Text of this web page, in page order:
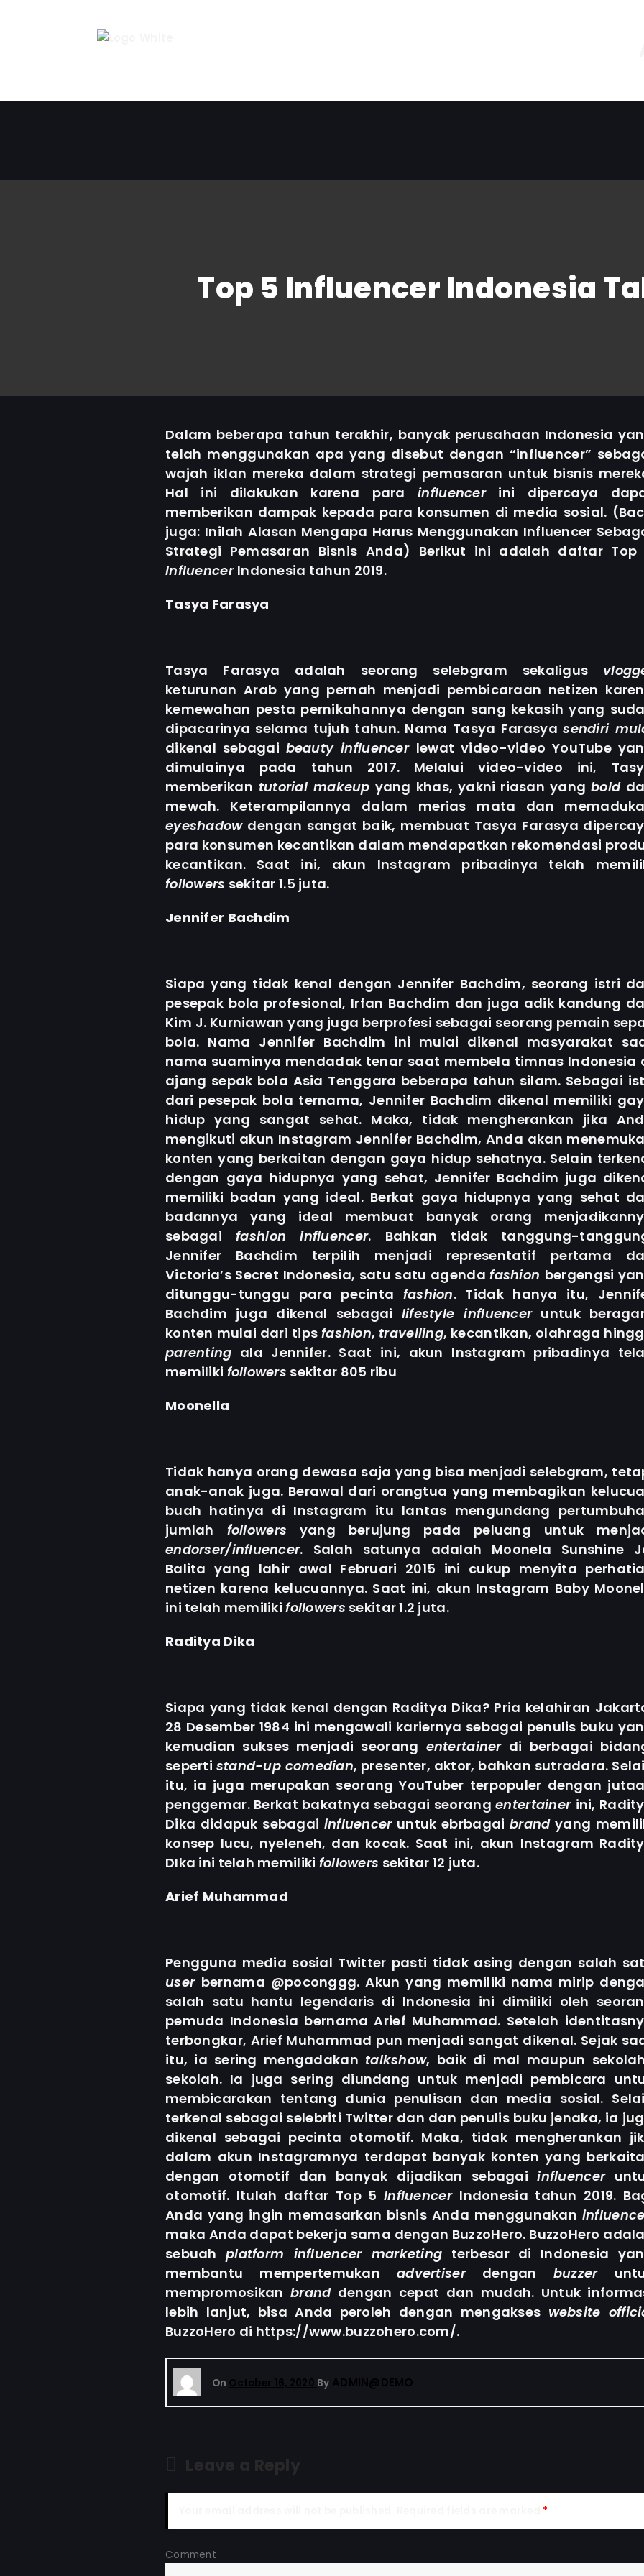
Top 5 Influencer Indonesia
Dalam beberapa tahun terakhir, banyak perusahaan Indonesia
telah menggunakan apa yang disebut dengan “influencer”
wajah iklan mereka dalam strategi pemasaran untuk bisnis
Hal ini dilakukan karena parainfluencerini dipercaya
memberikan dampak kepada para konsumen di media sosial.
juga: Inilah Alasan Mengapa Harus Menggunakan Influencer
Strategi Pemasaran Bisnis Anda) Berikut ini adalah daftar Top
Influencer Indonesia tahun 2019.
Tasya Farasya
Tasya Farasya adalah seorang selebgram sekaligus
keturunan Arab yang pernah menjadi pembicaraan netizen
kemewahan pesta pernikahannya dengan sang kekasih yang
dipacarinya selama tujuh tahun. Nama Tasya Farasyasendiri
dikenal sebagai beauty influencer lewat video-video YouTube
dimulainya pada tahun 2017. Melalui video-video ini,
memberikan tutorial makeup yang khas, yakni riasan yangbold
mewah. Keterampilannya dalam merias mata dan
eyeshadowdengan sangat baik, membuat Tasya Farasya
para konsumen kecantikan dalam mendapatkan rekomendasi
kecantikan. Saat ini, akun Instagram pribadinya telah
followers sekitar 1.5 juta.
Jennifer Bachdim
Siapa yang tidak kenal dengan Jennifer Bachdim, seorang istri
pesepak bola profesional, Irfan Bachdim dan juga adik kandung
Kim J. Kurniawan yang juga berprofesi sebagai seorang pemain
bola. Nama Jennifer Bachdim ini mulai dikenal masyarakat
nama suaminya mendadak tenar saat membela timnas Indonesia
ajang sepak bola Asia Tenggara beberapa tahun silam. Sebagai
dari pesepak bola ternama, Jennifer Bachdim dikenal memiliki
hidup yang sangat sehat. Maka, tidak mengherankan jika
mengikuti akun Instagram Jennifer Bachdim, Anda akan
konten yang berkaitan dengan gaya hidup sehatnya. Selain
dengan gaya hidupnya yang sehat, Jennifer Bachdim juga
memiliki badan yang ideal. Berkat gaya hidupnya yang sehat
badannya yang ideal membuat banyak orang
sebagaifashion influencer. Bahkan tidak tanggung-
Jennifer Bachdim terpilih menjadi representatif pertama
Victoria’s Secret Indonesia, satu satu agendafashion bergengsi
ditunggu-tunggu para pecinta fashion. Tidak hanya itu,
Bachdim juga dikenal sebagai lifestyle influenceruntuk
konten mulai dari tips fashion, travelling, kecantikan, olahraga
parenting ala Jennifer. Saat ini, akun Instagram pribadinya
memiliki followers sekitar 805 ribu
Moonella
Tidak hanya orang dewasa saja yang bisa menjadi selebgram,
anak-anak juga. Berawal dari orangtua yang membagikan
buah hatinya di Instagram itu lantas mengundang
jumlah followers yang berujung pada peluang untuk
endorser/influencer.
Salah satunya adalah Moonela Sunshine
Balita yang lahir awal Februari 2015 ini cukup menyita
netizen karena kelucuannya. Saat ini, akun Instagram Baby
ini telah memilikifollowers sekitar 1.2 juta.
Raditya Dika
Siapa yang tidak kenal dengan Raditya Dika? Pria kelahiran
28 Desember 1984 ini mengawali kariernya sebagai penulis buku
kemudian sukses menjadi seorang entertainerdi berbagai
seperti stand-up comedian, presenter, aktor, bahkan sutradara.
itu, ia juga merupakan seorang YouTuber terpopuler dengan
penggemar. Berkat bakatnya sebagai seorangentertainer ini,
Dika didapuk sebagai influenceruntuk ebrbagaibrandyang
konsep lucu, nyeleneh, dan kocak. Saat ini, akun Instagram
DIka ini telah memiliki followers sekitar 12 juta.
Arief Muhammad
Pengguna media sosial Twitter pasti tidak asing dengan salah
user bernama @poconggg. Akun yang memiliki nama mirip
salah satu hantu legendaris di Indonesia ini dimiliki oleh
pemuda Indonesia bernama Arief Muhammad. Setelah
terbongkar, Arief Muhammad pun menjadi sangat dikenal. Sejak
itu, ia sering mengadakan talkshow, baik di mal maupun
sekolah. Ia juga sering diundang untuk menjadi pembicara
membicarakan tentang dunia penulisan dan media sosial.
terkenal sebagai selebriti Twitter dan dan penulis buku jenaka, ia
dikenal sebagai pecinta otomotif. Maka, tidak mengherankan
dalam akun Instagramnya terdapat banyak konten yang
dengan otomotif dan banyak dijadikan sebagaiinfluencer
otomotif. Itulah daftar Top 5Influencer Indonesia tahun 2019.
Anda yang ingin memasarkan bisnis Anda menggunakan
maka Anda dapat bekerja sama dengan BuzzoHero. BuzzoHero
sebuahplatform influencer marketing terbesar di Indonesia
membantu mempertemukanadvertiserdengan buzzer
mempromosikan branddengan cepat dan mudah. Untuk
lebih lanjut, bisa Anda peroleh dengan mengakses website
BuzzoHero di https://www.buzzohero.com/.
On October 16, 2020 By ADMIN@DEMO
*
Comment